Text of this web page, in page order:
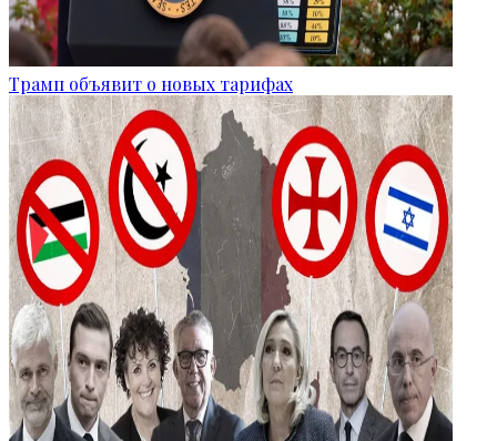
Трамп объявит о новых тарифах